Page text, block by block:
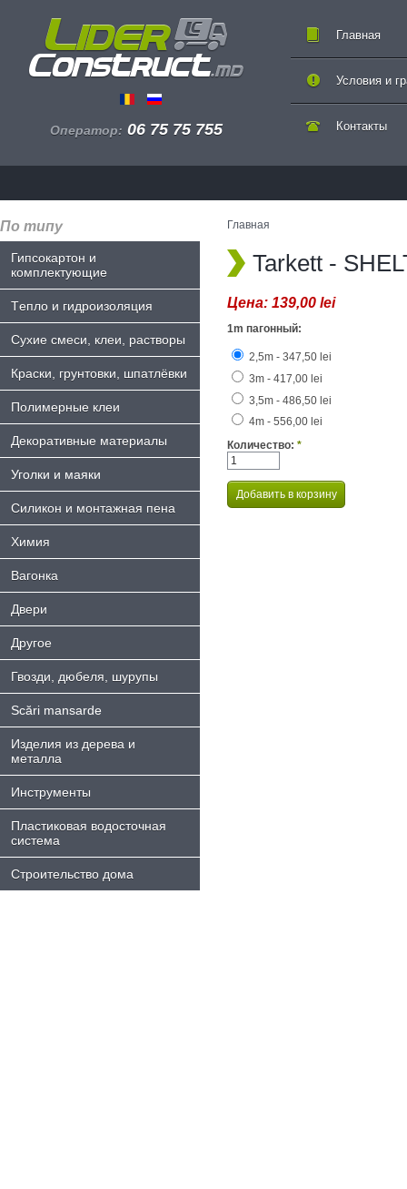
Оператор: 06 75 75 755
Главная
Контакты
Условия и
По типу
Гипсокартон и
комплектующие
Tепло и гидроизоляция
Сухие смеси, клеи, растворы
Краски, грунтовки, шпатлёвки
Полимерные клеи
Декоративные материалы
Уголки и маяки
Силикон и монтажная пена
Химия
Bагонка
Двери
Другое
Гвозди, дюбеля, шурупы
Scări mansarde
Изделия из дерева и
металла
Инструменты
Пластиковая водосточная
система
Строительство дома
Главная
Tarkett -
Цена: 139,00 lei
1m пагонный:
2,5m - 347,50 lei
3m - 417,00 lei
3,5m - 486,50 lei
4m - 556,00 lei
Количество: *